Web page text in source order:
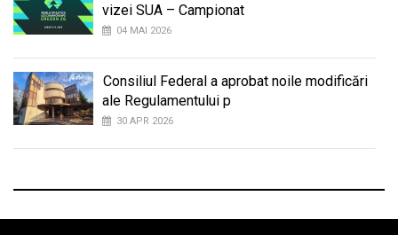
vizei SUA – Campionat
04 MAI 2026
Consiliul Federal a aprobat noile modificări
ale Regulamentului p
30 APR 2026